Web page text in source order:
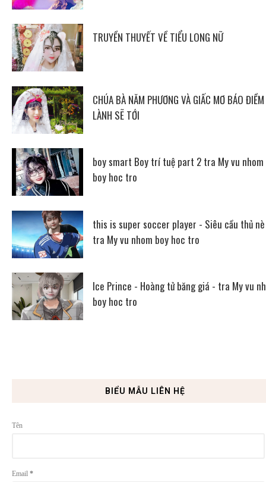
TRUYỀN THUYẾT VỀ TIỂU LONG NỮ
CHÚA BÀ NĂM PHƯƠNG VÀ GIẤC MƠ BÁO ĐIỀM
LÀNH SẼ TỚI
boy smart Boy trí tuệ part 2 tra My vu nhom
boy hoc tro
this is super soccer player - Siêu cầu thủ
tra My vu nhom boy hoc tro
Ice Prince - Hoàng tử băng giá - tra My vu
boy hoc tro
BIỂU MẪU LIÊN HỆ
Tên
Email *